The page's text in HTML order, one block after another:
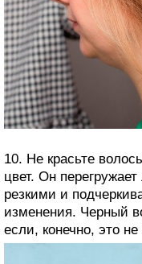
10. Не красьте
цвет. Он
резкими и
изменения. Черный
если, конечно, это